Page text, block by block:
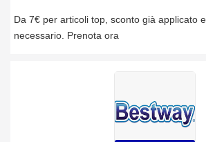
Da 7€ per articoli top, sconto già applicato
necessario. Prenota ora